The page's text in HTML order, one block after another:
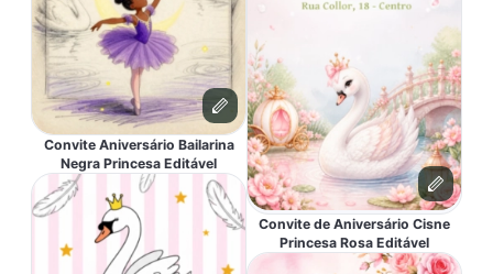
Convite Aniversário Bailarina
Negra Princesa Editável
Convite de Aniversário Cisne
Princesa Rosa Editável